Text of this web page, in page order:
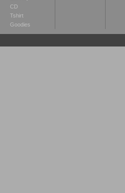
CD
Tshirt
Goodies